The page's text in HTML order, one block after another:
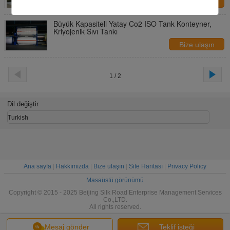
Büyük Kapasiteli Yatay Co2 ISO Tank Konteyner,
Kriyojenik Sıvı Tankı
Bize ulaşın
1 / 2
Mesaj gönder Teklif isteği
Dil değiştir
Turkish
Ana sayfa Hakkımızda Bize ulaşın Site Haritası
Privacy Policy
Masaüstü görünümü
Copyright © 2015 - 2025 Beijing Silk Road Enterprise Management Services
Co.,LTD.
All rights reserved.